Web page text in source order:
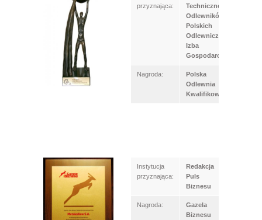
przyznająca:
Techniczne
Odlewników
Polskich
Odlewnicza
Izba
Gospodarcza
Nagroda:
Polska
Odlewnia
Kwalifikowana
Instytucja
przyznająca:
Redakcja
Puls
Biznesu
Nagroda:
Gazela
Biznesu